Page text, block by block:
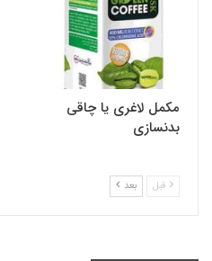
مکمل لاغری یا چاقی
بدنسازی
قبل بعد